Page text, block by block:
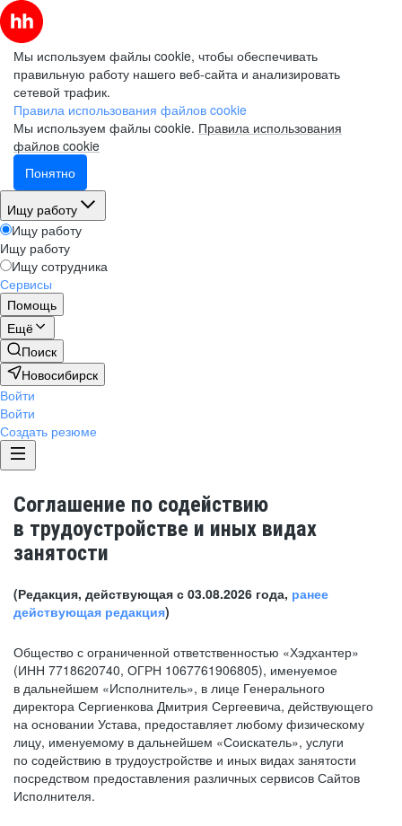
Мы используем файлы cookie, чтобы обеспечивать
правильную работу нашего веб-сайта и анализировать
сетевой трафик.
Правила использования файлов cookie
Мы используем файлы cookie. Правила использования
файлов cookie
Понятно
Ищу работу
Ищу работу
Ищу работу
Ищу сотрудника
Сервисы
Помощь
Ещё
Поиск
Новосибирск
Войти
Войти
Создать резюме
Соглашение по содействию
в трудоустройстве и иных видах
занятости
(Редакция, действующая с 03.08.2026 года, ранее
действующая редакция)
Общество с ограниченной ответственностью «Хэдхантер»
(ИНН 7718620740, ОГРН 1067761906805), именуемое
в дальнейшем «Исполнитель», в лице Генерального
директора Сергиенкова Дмитрия Сергеевича, действующего
на основании Устава, предоставляет любому физическому
лицу, именуемому в дальнейшем «Соискатель», услуги
по содействию в трудоустройстве и иных видах занятости
посредством предоставления различных сервисов Сайтов
Исполнителя.